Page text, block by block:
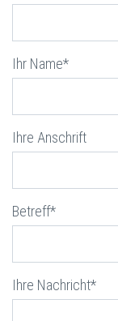
Ihr Name*
Ihre Anschrift
Betreff*
Ihre Nachricht*